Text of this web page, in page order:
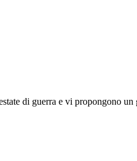
di guerra e vi propongono